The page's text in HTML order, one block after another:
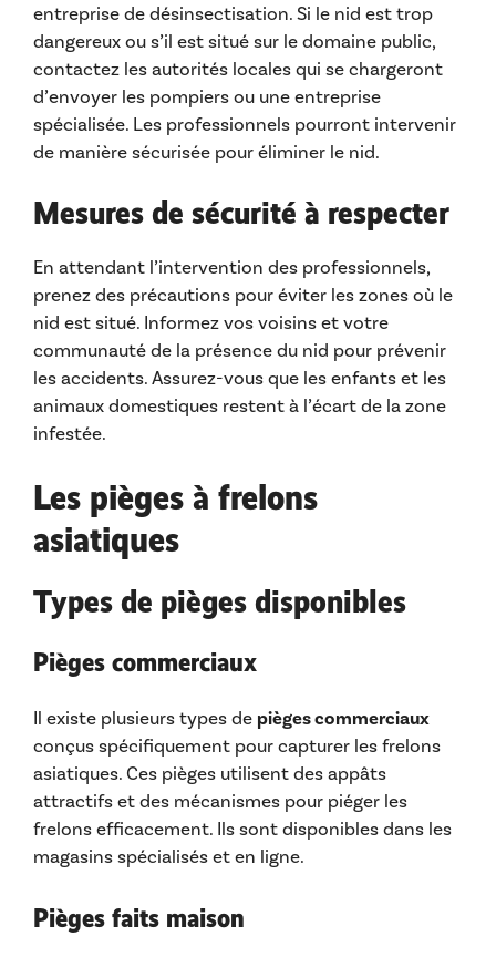
entreprise de désinsectisation. Si le nid est trop
dangereux ou s’il est situé sur le domaine public,
contactez les autorités locales qui se chargeront
d’envoyer les pompiers ou une entreprise
spécialisée. Les professionnels pourront intervenir
de manière sécurisée pour éliminer le nid.
Mesures de sécurité à respecter
En attendant l’intervention des professionnels,
prenez des précautions pour éviter les zones où le
nid est situé. Informez vos voisins et votre
communauté de la présence du nid pour prévenir
les accidents. Assurez-vous que les enfants et les
animaux domestiques restent à l’écart de la zone
infestée.
Les pièges à frelons
asiatiques
Types de pièges disponibles
Pièges commerciaux
Il existe plusieurs types de pièges commerciaux
conçus spécifiquement pour capturer les frelons
asiatiques. Ces pièges utilisent des appâts
attractifs et des mécanismes pour piéger les
frelons efficacement. Ils sont disponibles dans les
magasins spécialisés et en ligne.
Pièges faits maison